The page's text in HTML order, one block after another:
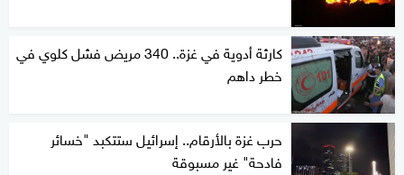
كارثة أدوية في غزة.. 340 مريض فشل كلوي في
خطر داهم
حرب غزة بالأرقام.. إسرائيل ستتكبد "خسائر
فادحة" غير مسبوقة